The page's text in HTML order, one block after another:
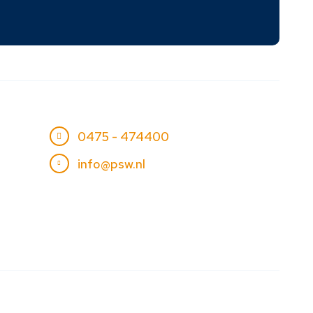
0475 - 474400
info@psw.nl